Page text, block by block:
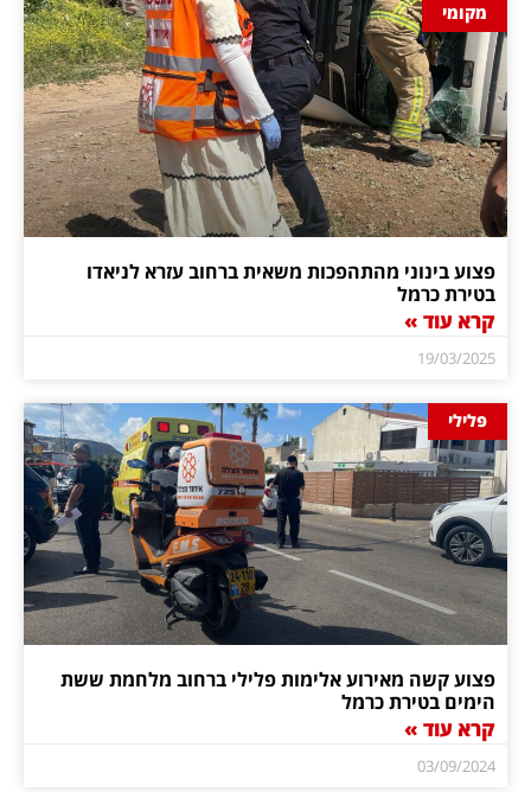
מקומי
פצוע בינוני מהתהפכות משאית ברחוב עזרא לניאדו
בטירת כרמל
קרא עוד »
19/03/2025
פלילי
פצוע קשה מאירוע אלימות פלילי ברחוב מלחמת ששת
הימים בטירת כרמל
קרא עוד »
03/09/2024